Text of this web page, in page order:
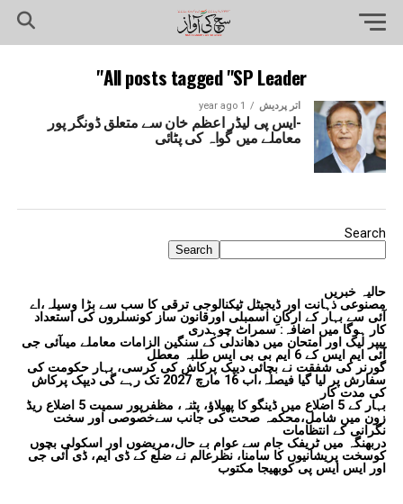
All posts tagged "SP Leader"
اتر پردیش 1 year ago
-ایس پی لیڈر اعظم خان سے متعلق ڈونگر پور
معاملے میں گواہ کی پٹائی
Search
Search
حالیہ خبریں
مصنوعی ذہانت اور ڈیجیٹل ٹیکنالوجی ترقی کا سب سے بڑا وسیلہ،اے
آئی سے بہار کے ارکانِ اسمبلی اورقانون ساز کونسلروں کی استعداد
کار ہوگا میں اضافہ: سمراٹ چوہدری
پیپر لیک اور امتحان میں دھاندلی کے سنگین الزامات معاملے میںآئی جی
آئی ایم ایس کے 6 ایم بی بی ایس طلبہ معطل
گورنر کی شفقت نے بچائی دیپک پرکاش کی کرسی، بہار حکومت کی
سفارش پر لیا گیا فیصلہ،اب 16 مارچ 2027 تک رہے گی دیپک پرکاش
کی مدت کار
بہار کے 5 اضلاع میں ڈینگو کا پھیلاؤ، پٹنہ، مظفرپور سمیت 5 اضلاع ریڈ
زون میں شامل،محکمہ صحت کی جانب سےخصوصی اور سخت
نگرانی کے انتظامات
دربھنگہ میں ٹریفک جام سے عوام بے حال،مریضوں اور اسکولی بچوں
کوسخت پریشانیوں کا سامنا، نظرعالم نے ضلع کے ڈی ایم، ڈی آئی جی
اور ایس ایس پی کوبھیجا مکتوب